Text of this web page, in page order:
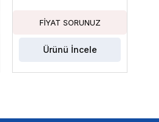
İçin Tasarlanmıştır
Ürünü İncele